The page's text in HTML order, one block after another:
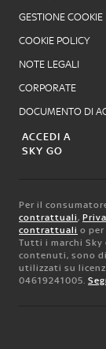
GESTIONE COOKIE
COOKIE POLICY
NOTE LEGALI
CORPORATE
DOCUMENTO DI
ACCEDI A
SKY GO
Per il
contrattuali,
contrattuali o per
Tutti i marchi
contenuti, sono
utilizzati su
04619241005.